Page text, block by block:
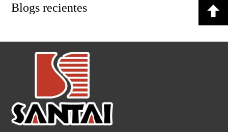
Blogs recientes